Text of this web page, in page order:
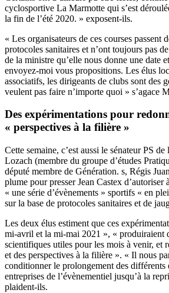
cyclosportive La Marmotte qui s’est
la fin de l’été 2020. » exposent-ils.
« Les organisateurs de ces courses passent
protocoles sanitaires et n’ont toujours pas
de la ministre qu’elle nous donne une date
envoyez-moi vous propositions. Les élus
associatifs, les dirigeants de clubs sont des
veulent pas faire n’importe quoi » s’agace
Des expérimentations pour
« perspectives à la filière »
Cette semaine, c’est aussi le sénateur PS de
Lozach (membre du groupe d’études
député membre de Génération. s, Régis
plume pour presser Jean Castex d’autoriser
« une série d’évènements » sportifs « en
sur la base de protocoles sanitaires et de
Les deux élus estiment que ces
mi-avril et la mi-mai 2021 », « produiraient
scientifiques utiles pour les mois à venir, et
et des perspectives à la filière ». « Il nous
conditionner le prolongement des différents
entreprises de l’évènementiel jusqu’à la
plaident-ils.